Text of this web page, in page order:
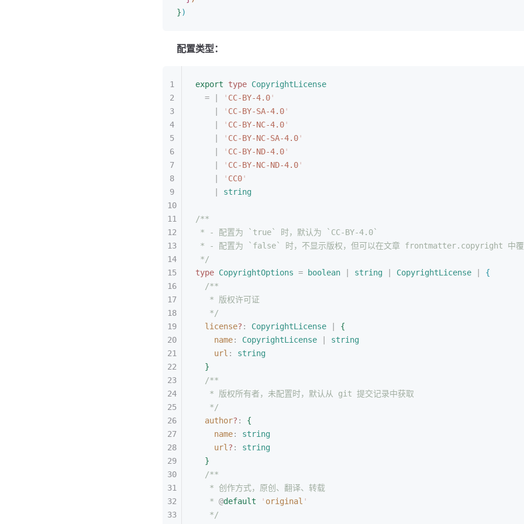
})
配置类型：
export type CopyrightLicense
=
' CC-BY-4.0'
' CC-BY-SA-4.0'
' CC-BY-NC-4.0'
' CC-BY-NC-SA-4.0'
' CC-BY-ND-4.0'
' CC-BY-NC-ND-4.0'
' CC0'
string
/**
* - 配置为 `true` 时，默认为 `CC-BY-4.0`
* - 配置为 `false` 时，不显示版权，但可以在文章 frontmatter.copyright 中覆
*/
type CopyrightOptions = boolean string CopyrightLicense
{
/**
* 版权许可证
*/
license? : CopyrightLicense
{
name: CopyrightLicense
string
url : string
}
/**
* 版权所有者，未配置时，默认从 git 提交记录中获取
*/
author? : {
name: string
url ? : string
}
/**
* 创作方式，原创、翻译、转载
* @default ' original '
*/